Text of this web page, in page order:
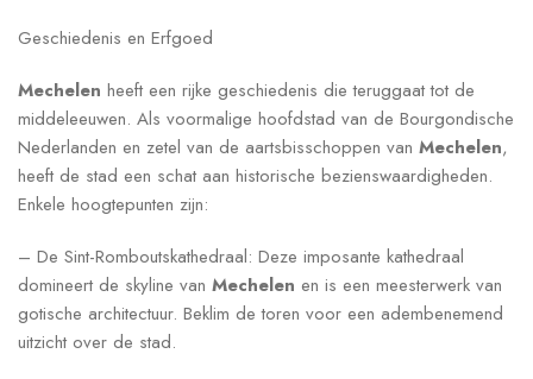
Geschiedenis en Erfgoed
Mechelen heeft een rijke geschiedenis die teruggaat tot de
middeleeuwen. Als voormalige hoofdstad van de Bourgondische
Nederlanden en zetel van de aartsbisschoppen van Mechelen,
heeft de stad een schat aan historische bezienswaardigheden.
Enkele hoogtepunten zijn:
– De Sint-Romboutskathedraal: Deze imposante kathedraal
domineert de skyline van Mechelen en is een meesterwerk van
gotische architectuur. Beklim de toren voor een adembenemend
uitzicht over de stad.